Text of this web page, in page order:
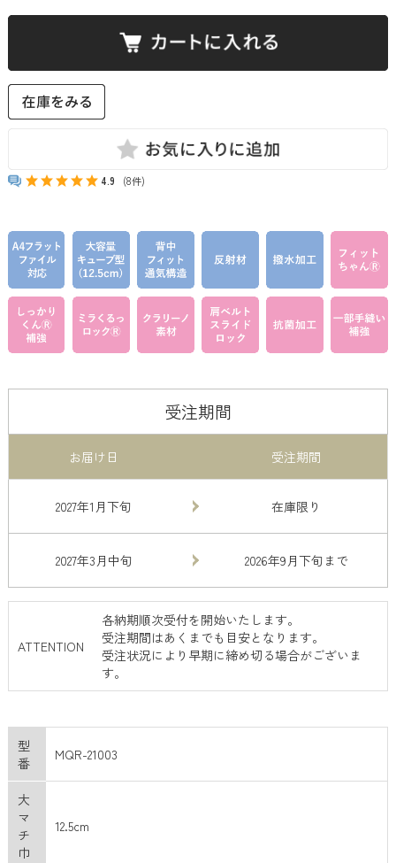
4.9 (8件)
受注期間
お届け日 受注期間
2027年1月下旬 在庫限り
2027年3月中旬 2026年9月下旬まで
ATTENTION
各納期順次受付を開始いたします。
受注期間はあくまでも目安となります。
受注状況により早期に締め切る場合がございま
す。
型
番
MQR-21003
大
マ
チ
巾
12.5cm